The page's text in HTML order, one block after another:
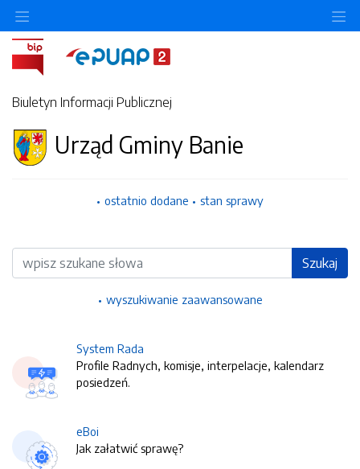
Biuletyn Informacji Publicznej
Urząd Gminy Banie
ostatnio dodane stan sprawy
Wyszukiwarka Szukaj
wyszukiwanie zaawansowane
System Rada
Profile Radnych, komisje, interpelacje, kalendarz
posiedzeń.
eBoi
Jak załatwić sprawę?